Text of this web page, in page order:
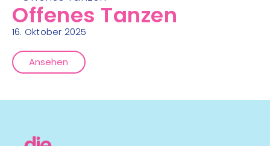
Offenes Tanzen
16. Oktober 2025
Ansehen